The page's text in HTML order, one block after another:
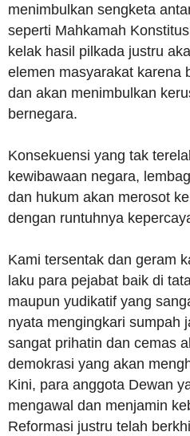
menimbulkan sengketa
seperti Mahkamah
kelak hasil pilkada justru
elemen masyarakat karena
dan akan menimbulkan
bernegara.
Konsekuensi yang tak
kewibawaan negara,
dan hukum akan merosot
dengan runtuhnya
Kami tersentak dan geram
laku para pejabat baik di
maupun yudikatif yang
nyata mengingkari sumpah
sangat prihatin dan cemas
demokrasi yang akan
Kini, para anggota Dewan
mengawal dan menjamin
Reformasi justru telah